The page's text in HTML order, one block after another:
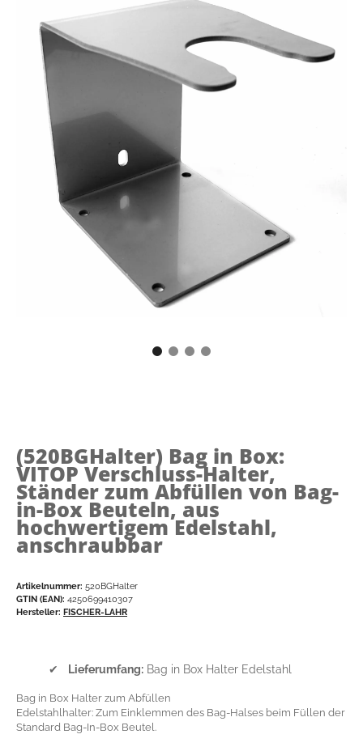
(520BGHalter) Bag in Box:
VITOP Verschluss-Halter,
Ständer zum Abfüllen von Bag-
in-Box Beuteln, aus
hochwertigem Edelstahl,
anschraubbar
Artikelnummer: 520BGHalter
GTIN (EAN): 4250699410307
Hersteller: FISCHER-LAHR
✔ Lieferumfang: Bag in Box Halter Edelstahl
Bag in Box Halter zum Abfüllen
Edelstahlhalter: Zum Einklemmen des Bag-Halses beim Füllen der
Standard Bag-In-Box Beutel.